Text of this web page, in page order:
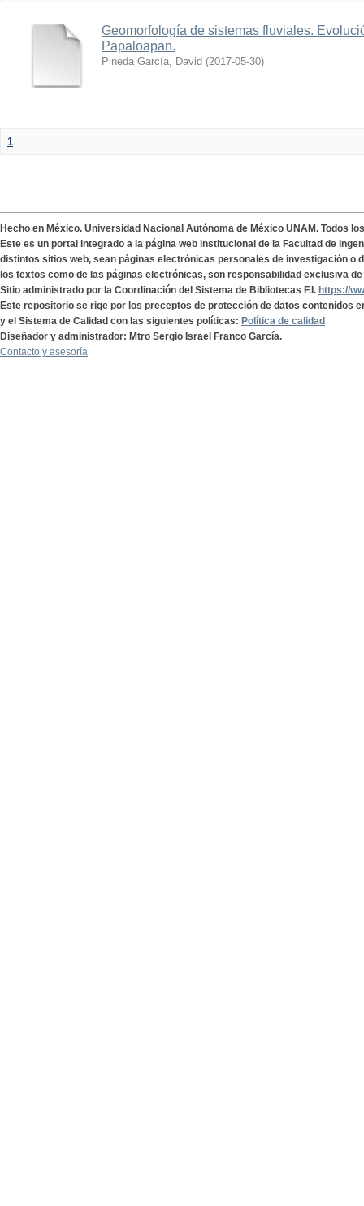
Geomorfología de sistemas fluviales.
Papaloapan.
Pineda García, David (2017-05-30)
1
Hecho en México. Universidad Nacional Autónoma de México UNAM. Todos
Este es un portal integrado a la página web institucional de la Facultad de
distintos sitios web, sean páginas electrónicas personales de investigación o
los textos como de las páginas electrónicas, son responsabilidad exclusiva
Sitio administrado por la Coordinación del Sistema de Bibliotecas F.I. https://
Este repositorio se rige por los preceptos de protección de datos contenidos
y el Sistema de Calidad con las siguientes políticas: Política de calidad
Diseñador y administrador: Mtro Sergio Israel Franco García.
Contacto y asesoría